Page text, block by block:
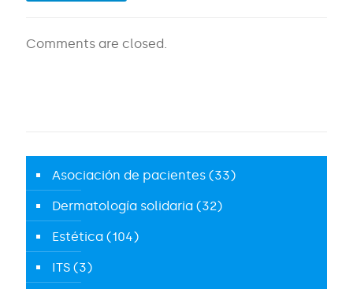
Comments are closed.
Asociación de pacientes (33)
Dermatología solidaria (32)
Estética (104)
ITS (3)